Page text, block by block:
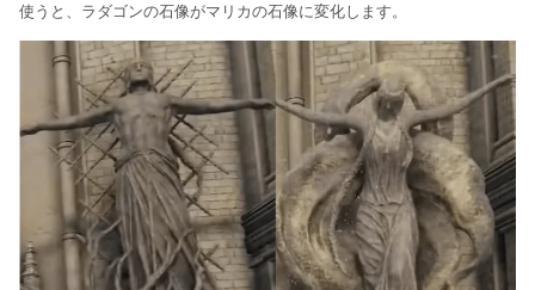
使うと、ラダゴンの石像がマリカの石像に変化します。